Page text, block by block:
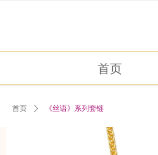
首页
首页 ꄲ 《丝语》系列套链